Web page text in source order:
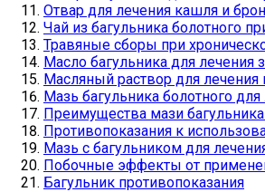
Отвар для лечения кашля и
Чай из багульника болотного
Травяные сборы при
Масло багульника для лечения
Масляный раствор для лечения
Мазь багульника болотного для
Преимущества мази багульника
Противопоказания к
Мазь с багульником для
Побочные эффекты от
Багульник противопоказания